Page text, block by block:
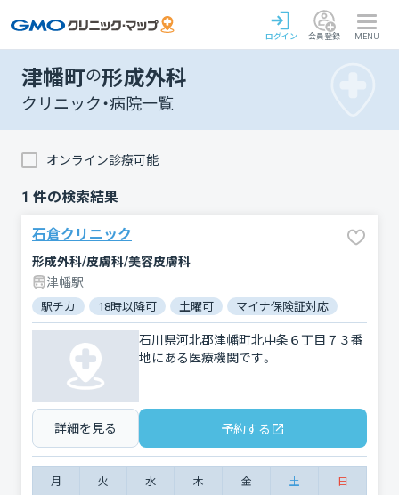
ログイン 会員登録 MENU
津幡町の形成外科
クリニック・病院一覧
オンライン診療可能
1 件の検索結果
石倉クリニック
形成外科/皮膚科/美容皮膚科
津幡駅
駅チカ 18時以降可 土曜可 マイナ保険証対応
石川県河北郡津幡町北中条６丁目７３番
地にある医療機関です。
詳細を見る 予約する
月 火 水 木 金 土 日